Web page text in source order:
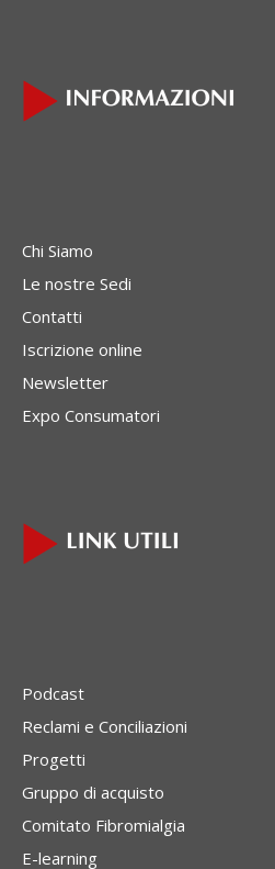
Chi Siamo
Le nostre Sedi
Contatti
Iscrizione online
Newsletter
Expo Consumatori
Podcast
Reclami e Conciliazioni
Progetti
Gruppo di acquisto
Comitato Fibromialgia
E-learning